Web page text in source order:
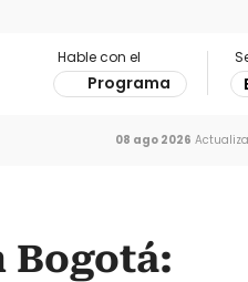
Hable con el
Programa
08 ago 2026
Bogotá: